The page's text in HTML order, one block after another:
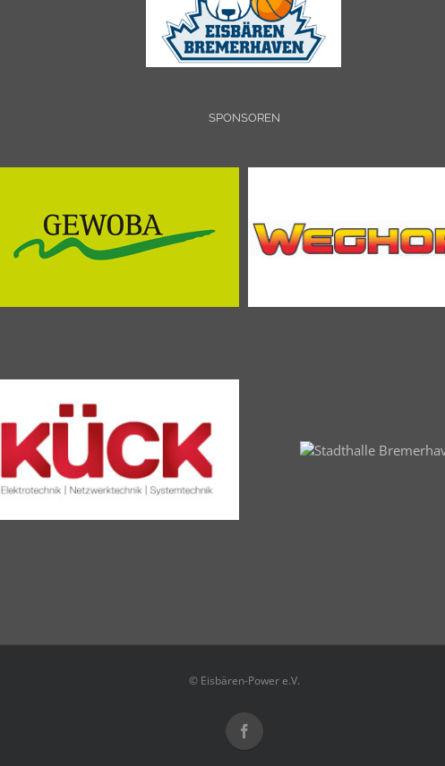
SPONSOREN
© Eisbären-Power e.V.